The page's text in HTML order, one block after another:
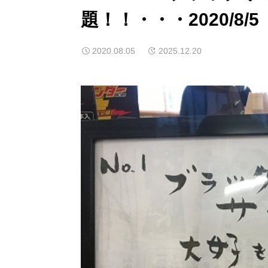
題！！・・・2020/
2020.08.05 2025.12.20